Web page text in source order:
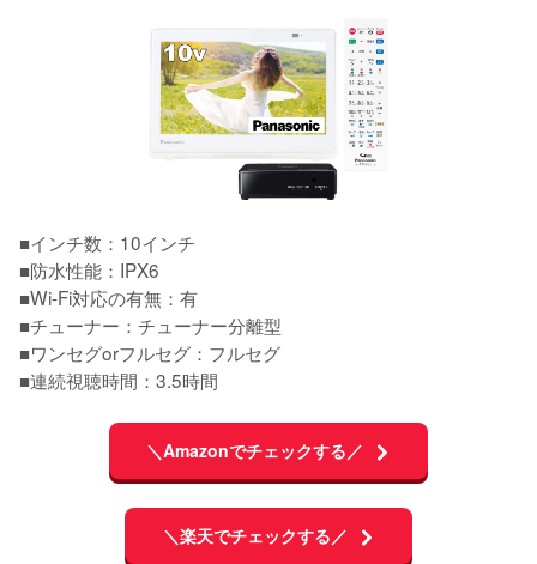
■インチ数：10インチ
■防水性能：IPX6
■Wi-Fi対応の有無：有
■チューナー：チューナー分離型
■ワンセグorフルセグ：フルセグ
■連続視聴時間：3.5時間
＼Amazonでチェックする／
＼楽天でチェックする／